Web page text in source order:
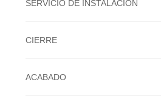
SERVICIO DE INSTALACIÓN
CIERRE
ACABADO